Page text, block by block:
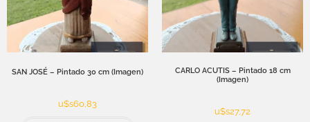
SAN JOSÉ – Pintado 30 cm (Imagen)
u$s60,83
CARLO ACUTIS – Pintado 18 cm
(Imagen)
u$s27,72